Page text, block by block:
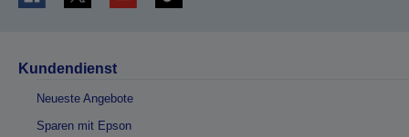
Kundendienst
Neueste Angebote
Sparen mit Epson